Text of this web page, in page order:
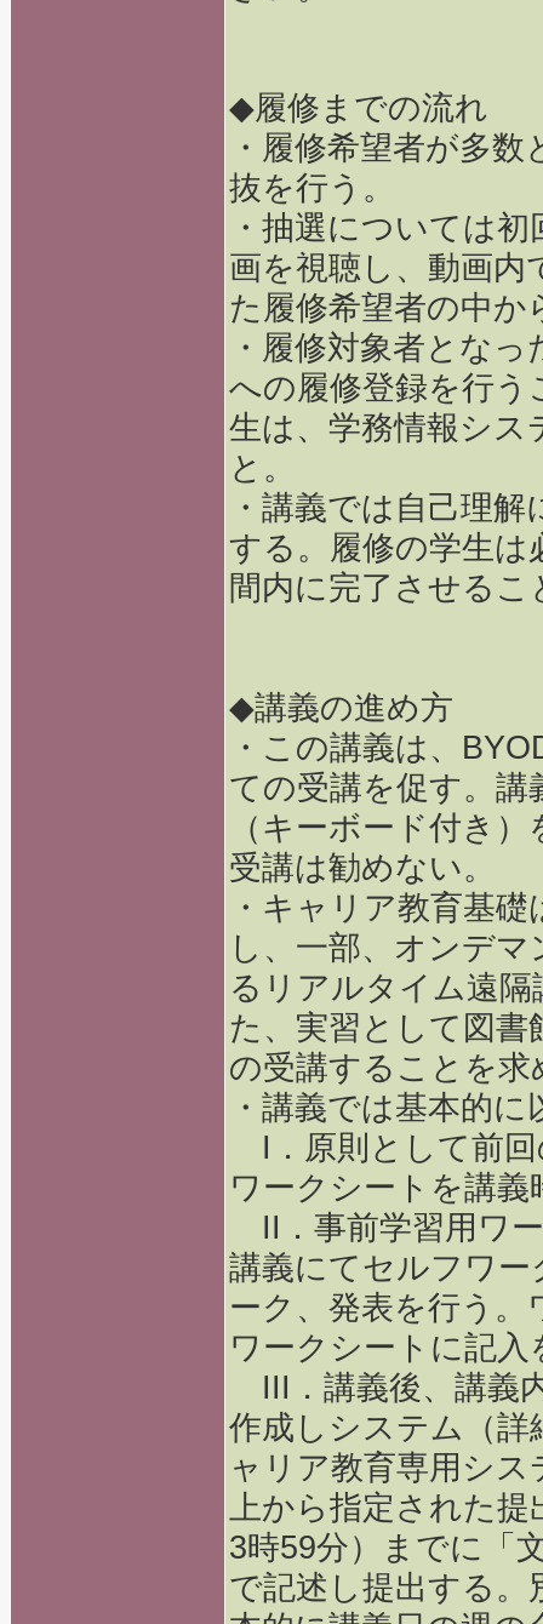
◆履修までの流れ
・履修希望者が多
抜を行う。
・抽選については
画を視聴し、動画内
た履修希望者の中か
・履修対象者とな
への履修登録を行う
生は、学務情報シス
と。
・講義では自己理
する。履修の学生は
間内に完了させるこ
◆講義の進め方
・この講義は、
ての受講を促す。
（キーボード付き
受講は勧めない。
・キャリア教育基
し、一部、オンデ
るリアルタイム遠
た、実習として図書
の受講することを求
・講義では基本的
I．原則として前回
ワークシートを講義
II．事前学習用ワ
講義にてセルフワ
ーク、発表を行う。
ワークシートに記入
III．講義後、講義
作成しシステム（
ャリア教育専用シ
上から指定された
3時59分）までに「
で記述し提出する。